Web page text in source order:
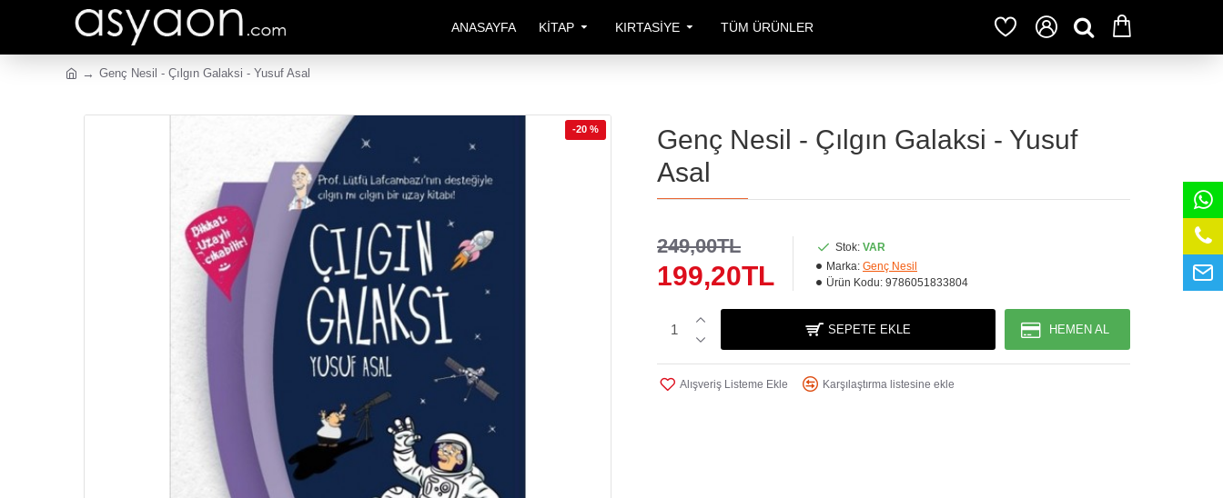
ANASAYFA KITAP KIRTASIYE TÜM ÜRÜNLER
Genç Nesil - Çılgın Galaksi - Yusuf Asal
-20 %
Genç Nesil - Çılgın Galaksi - Yusuf
Asal
199,20TL
249,00TL Stok: VAR
Marka: Genç Nesil
Ürün Kodu: 9786051833804
SEPETE EKLE HEMEN AL
Alışveriş Listeme Ekle Karşılaştırma listesine ekle